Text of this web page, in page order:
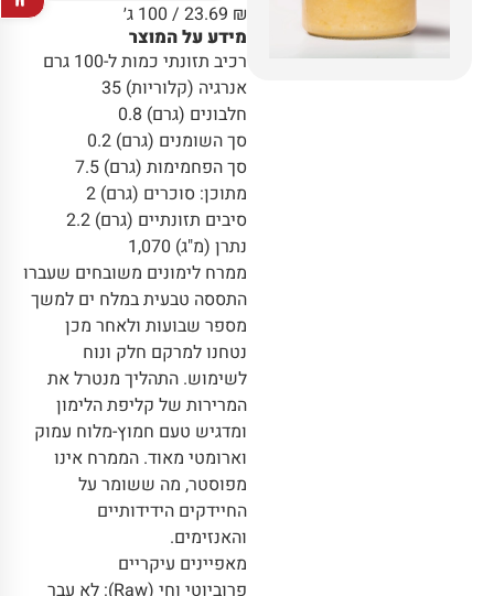
23.69 ₪
/ 100 ג׳
מידע על המוצר
רכיב תזונתי כמות ל-100 גרם
אנרגיה (קלוריות) 35
חלבונים (גרם) 0.8
סך השומנים (גרם) 0.2
סך הפחמימות (גרם) 7.5
מתוכן: סוכרים (גרם) 2
סיבים תזונתיים (גרם) 2.2
נתרן (מ"ג) 1,070
ממרח לימונים משובחים שעברו
התססה טבעית במלח ים למשך
מספר שבועות ולאחר מכן
נטחנו למרקם חלק ונוח
לשימוש. התהליך מנטרל את
המרירות של קליפת הלימון
ומדגיש טעם חמוץ-מלוח עמוק
וארומטי מאוד. הממרח אינו
מפוסטר, מה ששומר על
החיידקים הידידותיים
והאנזימים.
מאפיינים עיקריים
פרוביוטי וחי (Raw): לא עבר